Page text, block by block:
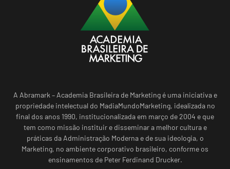
A Abramark – Academia Brasileira de Marketing é uma iniciativa e
propriedade intelectual do MadiaMundoMarketing, idealizada no
final dos anos 1990, institucionalizada em março de 2004 e que
tem como missão instituir e disseminar a melhor cultura e
práticas da Administração Moderna e de sua ideologia, o
Marketing, no ambiente corporativo brasileiro, conforme os
ensinamentos de Peter Ferdinand Drucker.